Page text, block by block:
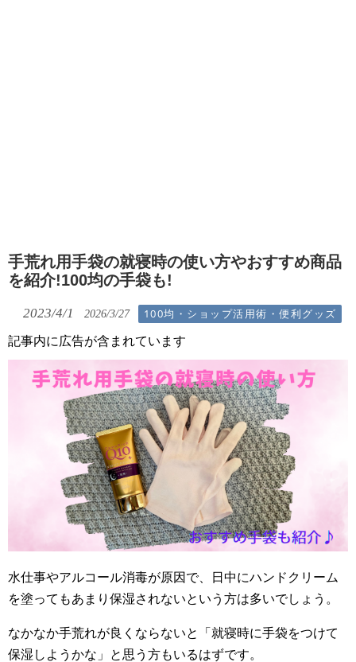
手荒れ用手袋の就寝時の使い方やおすすめ商品
を紹介!100均の手袋も!
2023/4/1 2026/3/27 100均・ショップ活用術・便利グッズ
記事内に広告が含まれています
水仕事やアルコール消毒が原因で、日中にハンドクリーム
を塗ってもあまり保湿されないという方は多いでしょう。
なかなか手荒れが良くならないと「就寝時に手袋をつけて
保湿しようかな」と思う方もいるはずです。